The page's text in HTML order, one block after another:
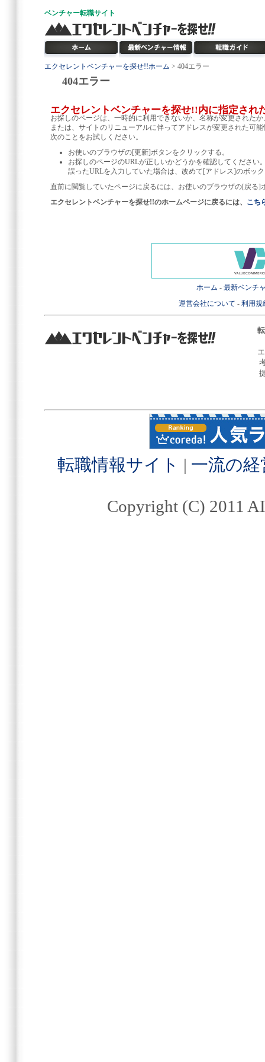
ベンチャー転職サイト
エクセレントベンチャーを探せ!!ホーム > 404エラー
404エラー
エクセレントベンチャーを探せ!!内に指定され
お探しのページは、一時的に利用できないか、名称が変更された
または、サイトのリニューアルに伴ってアドレスが変更された可
次のことをお試しください。
お使いのブラウザの[更新]ボタンをクリックする。
お探しのページのURLが正しいかどうかを確認してください
誤ったURLを入力していた場合は、改めて[アドレス]のボッ
直前に閲覧していたページに戻るには、お使いのブラウザの[戻る]
エクセレントベンチャーを探せ!!のホームページに戻るには、 こち
ホーム - 最新ベンチ
運営会社について - 利用規
転職情報サイト | 一流の
Copyright (C) 2011